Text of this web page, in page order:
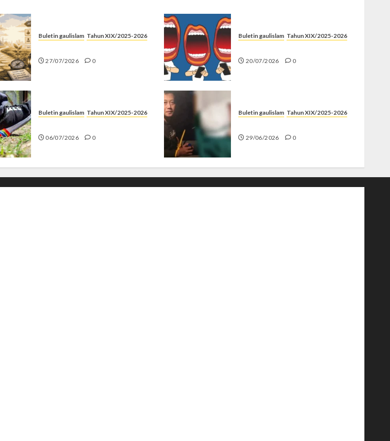
Buletin gaulislam Tahun XIX/2025-2026
27/07/2026 0
Buletin gaulislam Tahun XIX/2025-2026
20/07/2026 0
Buletin gaulislam Tahun XIX/2025-2026
06/07/2026 0
Buletin gaulislam Tahun XIX/2025-2026
29/06/2026 0